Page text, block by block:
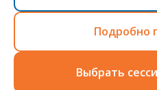
Подробно
Выбрать